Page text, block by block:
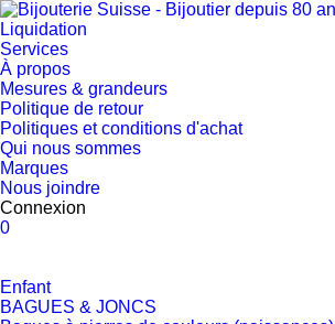
Liquidation
Services
À propos
Mesures & grandeurs
Politique de retour
Politiques et conditions d'achat
Qui nous sommes
Marques
Nous joindre
Connexion
0
Enfant
BAGUES & JONCS